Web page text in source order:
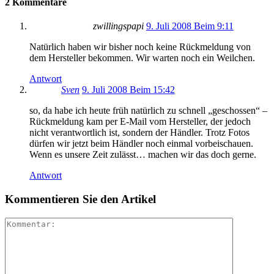
2 Kommentare
zwillingspapi 9. Juli 2008 Beim 9:11
Natürlich haben wir bisher noch keine Rückmeldung von
dem Hersteller bekommen. Wir warten noch ein Weilchen.
Antwort
Sven 9. Juli 2008 Beim 15:42
so, da habe ich heute früh natürlich zu schnell „geschossen“ –
Rückmeldung kam per E-Mail vom Hersteller, der jedoch
nicht verantwortlich ist, sondern der Händler. Trotz Fotos
dürfen wir jetzt beim Händler noch einmal vorbeischauen.
Wenn es unsere Zeit zulässt… machen wir das doch gerne.
Antwort
Kommentieren Sie den Artikel